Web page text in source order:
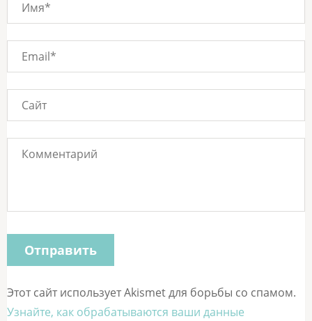
Этот сайт использует Akismet для борьбы со спамом.
Узнайте, как обрабатываются ваши данные